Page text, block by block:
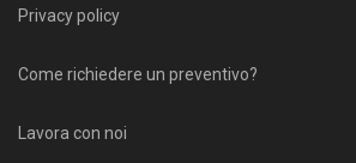
Privacy policy
Come richiedere un preventivo?
Lavora con noi